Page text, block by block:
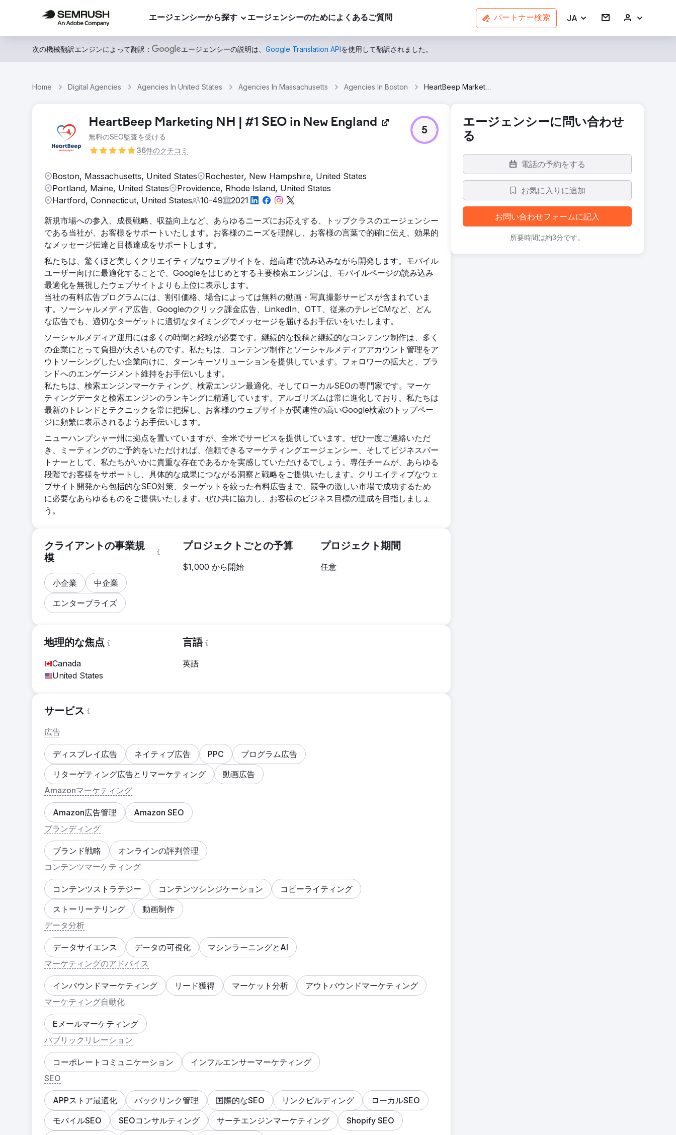
エージェンシーから探す エージェンシーのためによくあるご質問 パートナー検索 JA
次の機械翻訳エンジンによって翻訳： エージェンシーの説明は、 Google Translation APIを使用して翻訳されました。
Home Digital Agencies Agencies In United States Agencies In Massachusetts Agencies In Boston HeartBeep Marketing NH | #1 SEO in New England
HeartBeep Marketing NH | #1 SEO in New England
無料のSEO監査を受ける
36件のクチコミ
5
Boston, Massachusetts, United States
Rochester, New Hampshire, United States
Portland, Maine, United States
Providence, Rhode Island, United States
Hartford, Connecticut, United States
10-49
2021
新規市場への参入、成長戦略、収益向上など、あらゆるニーズにお応えする、トップクラスのエージェンシー
である当社が、お客様をサポートいたします。お客様のニーズを理解し、お客様の言葉で的確に伝え、効果的
なメッセージ伝達と目標達成をサポートします。
私たちは、驚くほど美しくクリエイティブなウェブサイトを、超高速で読み込みながら開発します。モバイル
ユーザー向けに最適化することで、Googleをはじめとする主要検索エンジンは、モバイルページの読み込み
最適化を無視したウェブサイトよりも上位に表示します。
当社の有料広告プログラムには、割引価格、場合によっては無料の動画・写真撮影サービスが含まれていま
す。ソーシャルメディア広告、Googleのクリック課金広告、LinkedIn、OTT、従来のテレビCMなど、どん
な広告でも、適切なターゲットに適切なタイミングでメッセージを届けるお手伝いをいたします。
ソーシャルメディア運用には多くの時間と経験が必要です。継続的な投稿と継続的なコンテンツ制作は、多く
の企業にとって負担が大きいものです。私たちは、コンテンツ制作とソーシャルメディアアカウント管理をア
ウトソーシングしたい企業向けに、ターンキーソリューションを提供しています。フォロワーの拡大と、ブラ
ンドへのエンゲージメント維持をお手伝いします。
私たちは、検索エンジンマーケティング、検索エンジン最適化、そしてローカルSEOの専門家です。マーケ
ティングデータと検索エンジンのランキングに精通しています。アルゴリズムは常に進化しており、私たちは
最新のトレンドとテクニックを常に把握し、お客様のウェブサイトが関連性の高いGoogle検索のトップペー
ジに頻繁に表示されるようお手伝いします。
ニューハンプシャー州に拠点を置いていますが、全米でサービスを提供しています。ぜひ一度ご連絡いただ
き、ミーティングのご予約をいただければ、信頼できるマーケティングエージェンシー、そしてビジネスパー
トナーとして、私たちがいかに貴重な存在であるかを実感していただけるでしょう。専任チームが、あらゆる
段階でお客様をサポートし、具体的な成果につながる洞察と戦略をご提供いたします。クリエイティブなウェ
ブサイト開発から包括的なSEO対策、ターゲットを絞った有料広告まで、競争の激しい市場で成功するため
に必要なあらゆるものをご提供いたします。ぜひ共に協力し、お客様のビジネス目標の達成を目指しましょ
う。
クライアントの事業規
模
小企業
中企業
エンタープライズ
プロジェクトごとの予算
$1,000 から開始
プロジェクト期間
任意
地理的な焦点
Canada
United States
言語
英語
サービス
広告
ディスプレイ広告 ネイティブ広告 PPC
プログラム広告
リターゲティング広告とリマーケティング
動画広告
Amazonマーケティング
Amazon広告管理
Amazon SEO
ブランディング
ブランド戦略
オンラインの評判管理
コンテンツマーケティング
コンテンツストラテジー コンテンツシンジケーション
コピーライティング
ストーリーテリング
動画制作
データ分析
データサイエンス データの可視化
マシンラーニングとAI
マーケティングのアドバイス
インバウンドマーケティング リード獲得 マーケット分析
アウトバウンドマーケティング
マーケティング自動化
Eメールマーケティング
パブリックリレーション
コーポレートコミュニケーション
インフルエンサーマーケティング
SEO
APPストア最適化 バックリンク管理 国際的なSEO リンクビルディング
ローカルSEO
モバイルSEO
SEOコンサルティング サーチエンジンマーケティング
Shopify SEO
エージェンシーに問い合わせ
る
電話の予約をする
お気に入りに追加
お問い合わせフォームに記入
所要時間は約3分です。